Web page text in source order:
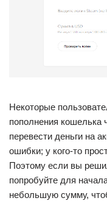
Некоторые
пополнения кошелька
перевести деньги на
ошибки; у кого-то
Поэтому если вы
попробуйте для
небольшую сумму,